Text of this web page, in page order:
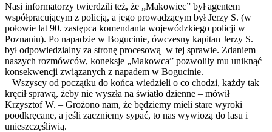
Nasi informatorzy twierdzili też, że „Makowiec” był agentem
współpracującym z policją, a jego prowadzącym był Jerzy S. (w
połowie lat 90. zastępca komendanta wojewódzkiego policji w
Poznaniu). Po napadzie w Bogucinie, ówczesny kapitan Jerzy S.
był odpowiedzialny za stronę procesową w tej sprawie. Zdaniem
naszych rozmówców, koneksje „Makowca” pozwoliły mu uniknąć
konsekwencji związanych z napadem w Bogucinie.
– Wszyscy od początku do końca wiedzieli o co chodzi, każdy tak
kręcił sprawą, żeby nie wyszła na światło dzienne – mówił
Krzysztof W. – Grożono nam, że będziemy mieli stare wyroki
poodkręcane, a jeśli zaczniemy sypać, to nas wywiozą do lasu i
unieszczęśliwią.